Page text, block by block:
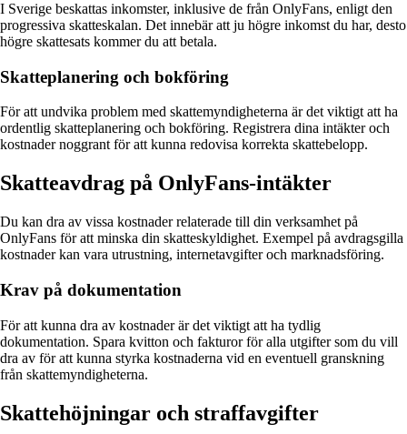
I Sverige beskattas inkomster, inklusive de från OnlyFans, enligt den
progressiva skatteskalan. Det innebär att ju högre inkomst du har, desto
högre skattesats kommer du att betala.
Skatteplanering och bokföring
För att undvika problem med skattemyndigheterna är det viktigt att ha
ordentlig skatteplanering och bokföring. Registrera dina intäkter och
kostnader noggrant för att kunna redovisa korrekta skattebelopp.
Skatteavdrag på OnlyFans-intäkter
Du kan dra av vissa kostnader relaterade till din verksamhet på
OnlyFans för att minska din skatteskyldighet. Exempel på avdragsgilla
kostnader kan vara utrustning, internetavgifter och marknadsföring.
Krav på dokumentation
För att kunna dra av kostnader är det viktigt att ha tydlig
dokumentation. Spara kvitton och fakturor för alla utgifter som du vill
dra av för att kunna styrka kostnaderna vid en eventuell granskning
från skattemyndigheterna.
Skattehöjningar och straffavgifter